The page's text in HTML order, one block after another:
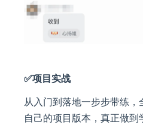
✅项目实战
从入门到落地一步步带练
自己的项目版本，真正做